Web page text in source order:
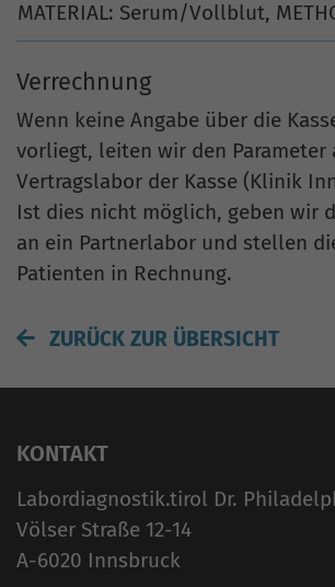
MATERIAL: Serum/Vollblut,
Verrechnung
Wenn keine Angabe über die
vorliegt, leiten wir den Parameter
Vertragslabor der Kasse (Klinik
Ist dies nicht möglich, geben wir
an ein Partnerlabor und stellen
Patienten in Rechnung.
ZURÜCK ZUR ÜBERSICHT
KONTAKT
Labordiagnostik.tirol Dr.
Völser Straße 12-14
A-6020 Innsbruck